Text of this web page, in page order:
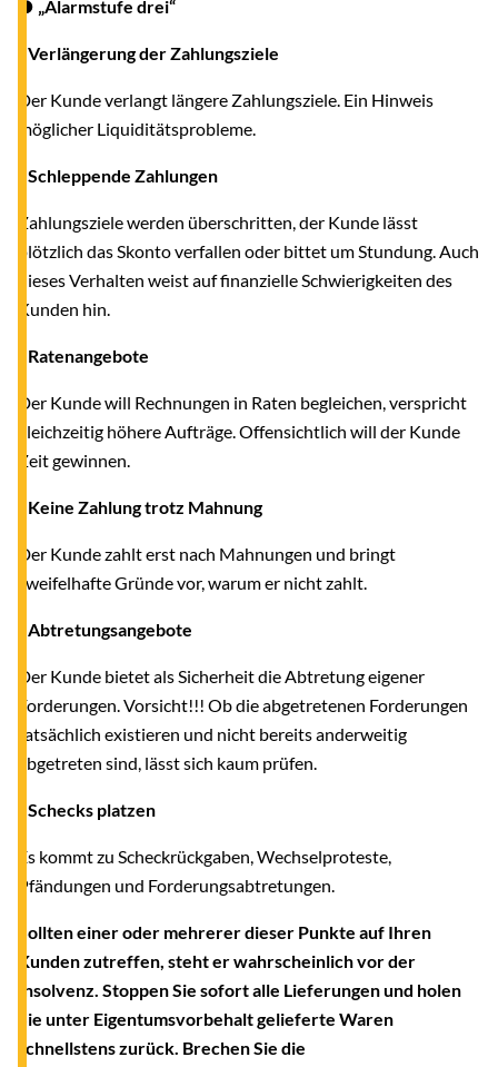
● „Alarmstufe drei“
- Verlängerung der Zahlungsziele
Der Kunde verlangt längere Zahlungsziele. Ein Hinweis
möglicher Liquiditätsprobleme.
- Schleppende Zahlungen
Zahlungsziele werden überschritten, der Kunde lässt
plötzlich das Skonto verfallen oder bittet um Stundung. Auch
dieses Verhalten weist auf finanzielle Schwierigkeiten des
Kunden hin.
- Ratenangebote
Der Kunde will Rechnungen in Raten begleichen, verspricht
gleichzeitig höhere Aufträge. Offensichtlich will der Kunde
Zeit gewinnen.
- Keine Zahlung trotz Mahnung
Der Kunde zahlt erst nach Mahnungen und bringt
zweifelhafte Gründe vor, warum er nicht zahlt.
- Abtretungsangebote
Der Kunde bietet als Sicherheit die Abtretung eigener
Forderungen. Vorsicht!!! Ob die abgetretenen Forderungen
tatsächlich existieren und nicht bereits anderweitig
abgetreten sind, lässt sich kaum prüfen.
- Schecks platzen
Es kommt zu Scheckrückgaben, Wechselproteste,
Pfändungen und Forderungsabtretungen.
Sollten einer oder mehrerer dieser Punkte auf Ihren
Kunden zutreffen, steht er wahrscheinlich vor der
Insolvenz. Stoppen Sie sofort alle Lieferungen und holen
Sie unter Eigentumsvorbehalt gelieferte Waren
schnellstens zurück. Brechen Sie die